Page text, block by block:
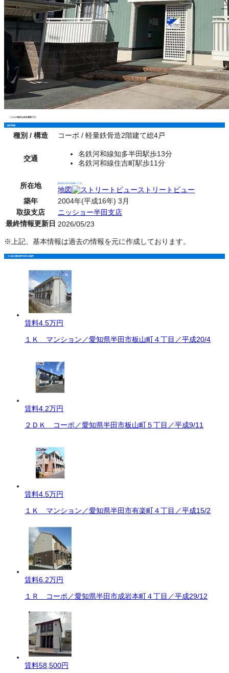
こちらの物件は現在満室です。
物件情報
種別 / 構造 コーポ / 軽量鉄骨造2階建て総4戸
交通
名鉄河和線知多半田駅歩13分
名鉄河和線住吉町駅歩11分
所在地 愛知県半田市星崎町２丁目
地図
ストリートビュー
築年
2004年(平成16年) 3月
取扱支店
ニッショー半田支店
最終情報更新日 2026/05/23
※上記、基本情報は過去の情報を元に作成しております。
その他の愛知県半田市の物件
賃料4.5万円
１Ｋ マンション／愛知県半田市板山町４丁目／平成20/4
賃料4.2万円
２ＤＫ コーポ／愛知県半田市板山町５丁目／平成9/11
賃料4.5万円
１Ｋ マンション／愛知県半田市有楽町４丁目／平成15/2
賃料6.2万円
１Ｒ コーポ／愛知県半田市成岩本町４丁目／平成29/12
賃料58,500円